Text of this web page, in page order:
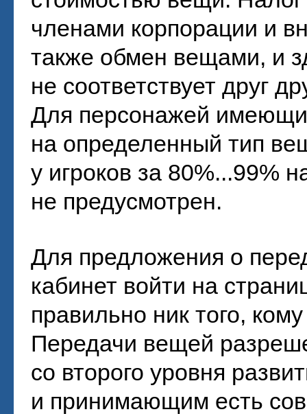
членами корпорации и
также обмен вещами, и
не соответствует друг
Для персонажей
на определенный тип
у игроков за 80%...99%
не предусмотрен.
Для предложения о
кабинет войти на
правильно ник того,
Передачи вещей
со второго уровня
и принимающим есть